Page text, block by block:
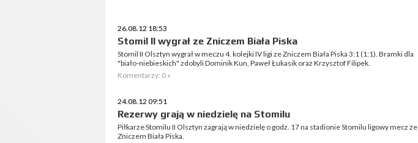
26.08.12 18:53
Stomil II wygrał ze Zniczem Biała Piska
Stomil II Olsztyn wygrał w meczu 4. kolejki IV ligi ze Zniczem Biała Piska 3:1 (1:1). Bramki dla
"biało-niebieskich" zdobyli Dominik Kun, Paweł Łukasik oraz Krzysztof Filipek.
Komentarzy: 0 »
24.08.12 09:51
Rezerwy grają w niedzielę na Stomilu
Piłkarze Stomilu II Olsztyn zagrają w niedzielę o godz. 17 na stadionie Stomilu ligowy mecz ze
Zniczem Biała Piska.